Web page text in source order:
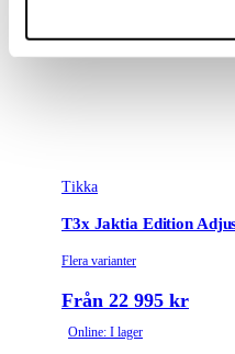
Tikka
T3x Jaktia Edition
Flera varianter
Från 22 995 kr
Online: I lager